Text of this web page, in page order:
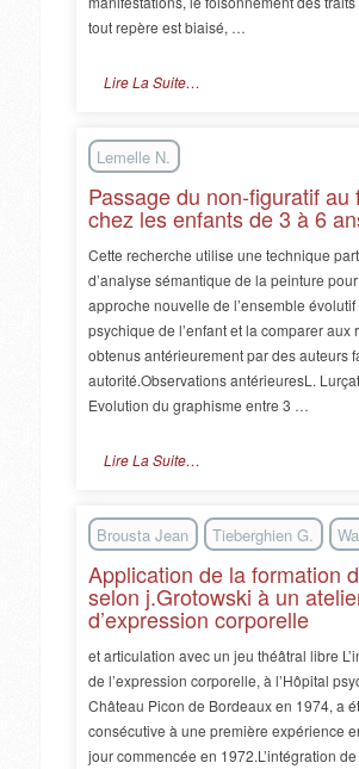
tout repère est biaisé, …
Lire La Suite…
Lemelle N.
Passage du non-figuratif au
chez les enfants de 3 à 6
Cette recherche utilise une technique
d’analyse sémantique de la peinture
approche nouvelle de l’ensemble
psychique de l’enfant et la comparer aux
obtenus antérieurement par des auteurs
autorité.Observations antérieuresL.
Evolution du graphisme entre 3 …
Lire La Suite…
Brousta Jean Tieberghien G.
Application de la formation
selon j.Grotowski à un
d’expression corporelle
et articulation avec un jeu théâtral libre
de l’expression corporelle, à l’Hôpital
Château Picon de Bordeaux en 1974, a
consécutive à une première expérience
jour commencée en 1972.L’intégration